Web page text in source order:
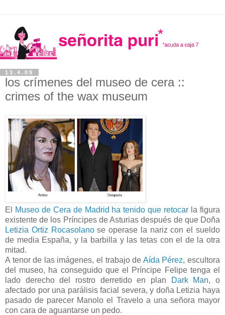
13.4.09
los crímenes del museo de cera ::
crimes of the wax museum
El Museo de Cera de Madrid ha tenido que retocar la figura
existente de los Príncipes de Asturias después de que Doña
Letizia Ortiz Rocasolanose operase la nariz con el sueldo
de media España, y la barbilla y las tetas con el de la otra
mitad.
A tenor de las imágenes, el trabajo de Aída Pérez, escultora
del museo, ha conseguido que el Príncipe Felipe tenga el
lado derecho del rostro derretido en plan
Dark Man, o
afectado por una parálisis facial severa, y doña Letizia haya
pasado de parecer Manolo el Travelo a una señora mayor
con cara de aguantarse un pedo.